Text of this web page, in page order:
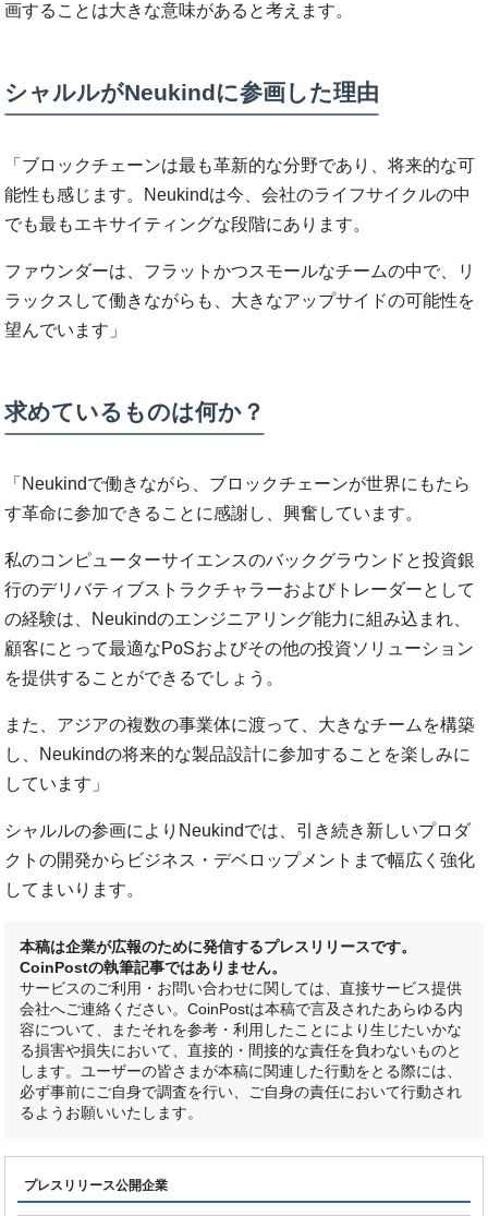
画することは大きな意味があると考えます。
シャルルがNeukindに参画した理由
「ブロックチェーンは最も革新的な分野であり、将来的な可
能性も感じます。Neukindは今、会社のライフサイクルの中
でも最もエキサイティングな段階にあります。
ファウンダーは、フラットかつスモールなチームの中で、リ
ラックスして働きながらも、大きなアップサイドの可能性を
望んでいます」
求めているものは何か？
「Neukindで働きながら、ブロックチェーンが世界にもたら
す革命に参加できることに感謝し、興奮しています。
私のコンピューターサイエンスのバックグラウンドと投資銀
行のデリバティブストラクチャラーおよびトレーダーとして
の経験は、Neukindのエンジニアリング能力に組み込まれ、
顧客にとって最適なPoSおよびその他の投資ソリューション
を提供することができるでしょう。
また、アジアの複数の事業体に渡って、大きなチームを構築
し、Neukindの将来的な製品設計に参加することを楽しみに
しています」
シャルルの参画によりNeukindでは、引き続き新しいプロダ
クトの開発からビジネス・デベロップメントまで幅広く強化
してまいります。
本稿は企業が広報のために発信するプレスリリースです。
CoinPostの執筆記事ではありません。
サービスのご利用・お問い合わせに関しては、直接サービス提供
会社へご連絡ください。CoinPostは本稿で言及されたあらゆる内
容について、またそれを参考・利用したことにより生じたいかな
る損害や損失において、直接的・間接的な責任を負わないものと
します。ユーザーの皆さまが本稿に関連した行動をとる際には、
必ず事前にご自身で調査を行い、ご自身の責任において行動され
るようお願いいたします。
プレスリリース公開企業